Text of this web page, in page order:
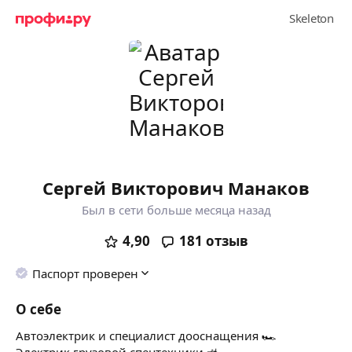
Сергей Викторович Манаков
Был в сети больше месяца назад
4,90 181 отзыв
Паспорт проверен
О себе
Автоэлектрик и специалист дооснащения 🏎